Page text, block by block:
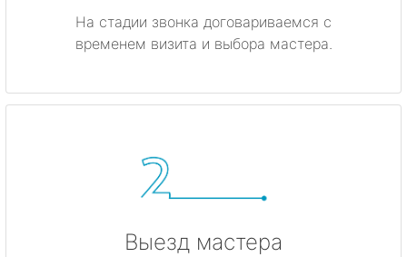
На стадии звонка договариваемся с
временем визита и выбора мастера.
Выезд мастера